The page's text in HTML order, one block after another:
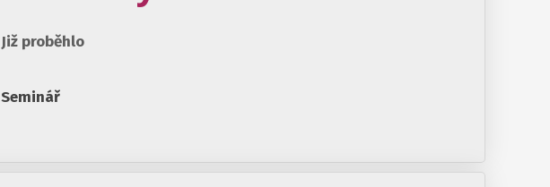
Již proběhlo
Seminář